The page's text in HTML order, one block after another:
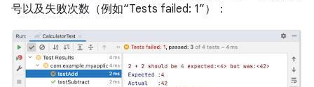
号以及失败次数（例如“Tests failed: 1”）：